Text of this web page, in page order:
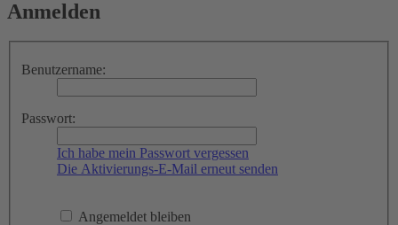
Anmelden
Benutzername:
Passwort:
Ich habe mein Passwort vergessen
Die Aktivierungs-E-Mail erneut senden
Angemeldet bleiben